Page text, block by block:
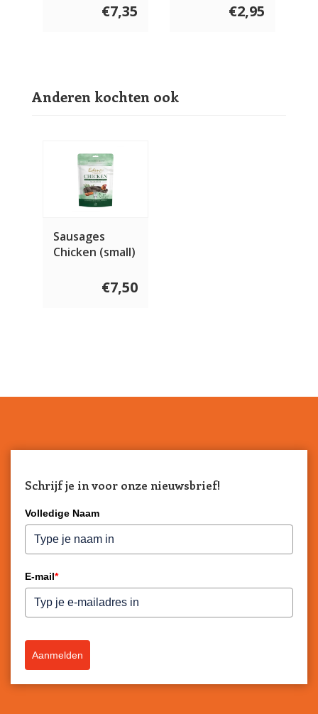
€7,35 €2,95
Anderen kochten ook
Sausages
Chicken (small)
€7,50
Schrijf je in voor onze nieuwsbrief!
Volledige Naam
E-mail*
Aanmelden